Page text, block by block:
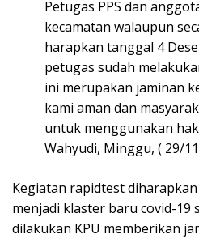
Petugas PPS dan
kecamatan walaupun
harapkan tanggal 4
petugas sudah
ini merupakan jaminan
kami aman dan
untuk menggunakan
Wahyudi, Minggu, ( 29/
Kegiatan rapidtest
menjadi klaster baru covid-19
dilakukan KPU memberikan